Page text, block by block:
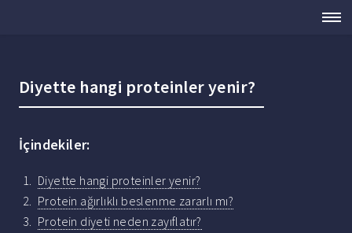
Diyette hangi proteinler yenir?
İçindekiler:
Diyette hangi proteinler yenir?
Protein ağırlıklı beslenme zararlı mı?
Protein diyeti neden zayıflatır?